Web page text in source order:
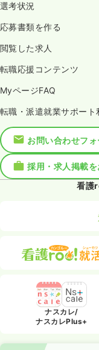
選考状況
応募書類を作る
閲覧した求人
転職応援コンテンツ
MyページFAQ
転職・派遣就業サポー
お問い合わせフォ
採用・求人掲載
看護
ナスカレ/
ナスカレPlus+